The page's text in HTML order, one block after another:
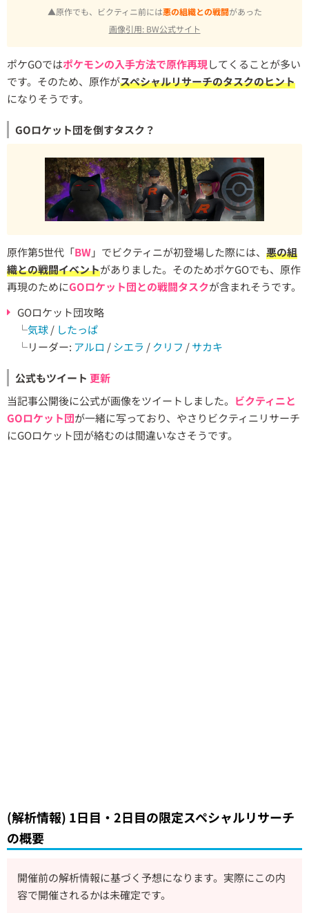
▲原作でも、ビクティニ前には悪の組織との戦闘があった
画像引用: BW公式サイト
ポケGOではポケモンの入手方法で原作再現してくることが多い
です。そのため、原作がスペシャルリサーチのタスクのヒント
になりそうです。
GOロケット団を倒すタスク？
原作第5世代「BW」でビクティニが初登場した際には、 悪の組
織との戦闘イベントがありました。そのためポケGOでも、原作
再現のためにGOロケット団との戦闘タスクが含まれそうです。
GOロケット団攻略
└気球/ したっぱ
└リーダー: アルロ /シエラ /クリフ /サカキ
公式もツイート 更新
当記事公開後に公式が画像をツイートしました。 ビクティニと
GOロケット団が一緒に写っており、やさりビクティニリサーチ
にGOロケット団が絡むのは間違いなさそうです。
(解析情報) 1日目・2日目の限定スペシャルリサーチ
の概要
開催前の解析情報に基づく予想になります。実際にこの内
容で開催されるかは未確定です。